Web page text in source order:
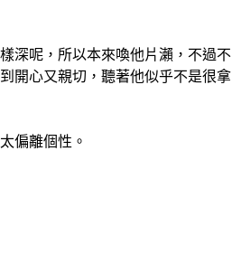
深呢，所以本來喚他片瀨，不過不
開心又親切，聽著他似乎不是很拿
偏離個性。